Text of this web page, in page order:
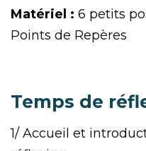
Matériel : 6 petits
Points de Repères
Temps de
1/ Accueil et